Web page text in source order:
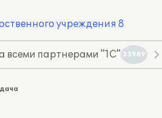
учреждения 8
всеми партнерами "1С" 33989